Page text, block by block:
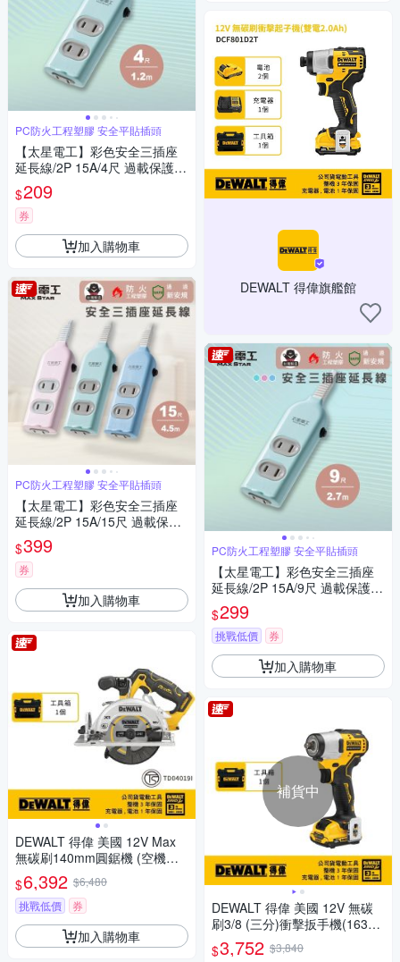
PC防火工程塑膠 安全平貼插頭
【太星電工】彩色安全三插座
延長線/2P 15A/4尺 過載保護/
台灣製造/扁平插頭
$209
券
加入購物車
PC防火工程塑膠 安全平貼插頭
【太星電工】彩色安全三插座
延長線/2P 15A/15尺 過載保護/
台灣製造/扁平插頭
$399
券
加入購物車
DEWALT 得偉 美國 12V Max
無碳刷140mm圓鋸機 (空機
+箱) (DCS512NK)
$6,392 $6,480
挑戰低價
券
加入購物車
DEWALT 得偉旗艦館
PC防火工程塑膠 安全平貼插頭
【太星電工】彩色安全三插座
延長線/2P 15A/9尺 過載保護/
台灣製造/扁平插頭
$299
挑戰低價 券
加入購物車
補貨中
DEWALT 得偉 美國 12V 無碳
刷3/8 (三分)衝擊扳手機(163N
m) (空機+箱) (DCF902NK)
$3,752 $3,840